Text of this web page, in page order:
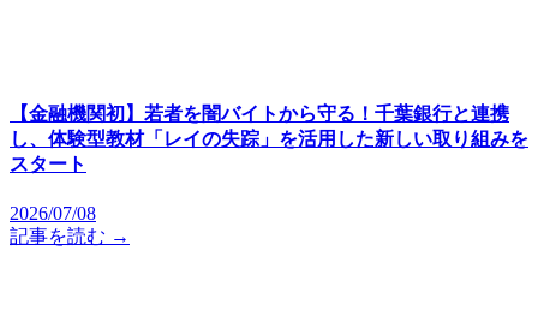
【金融機関初】若者を闇バイトから守る！千葉銀行と連携
し、体験型教材「レイの失踪」を活用した新しい取り組みを
スタート
2026/07/08
記事を読む →